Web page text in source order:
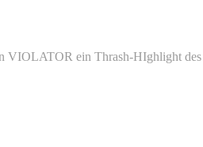
ein Thrash-HIghlight